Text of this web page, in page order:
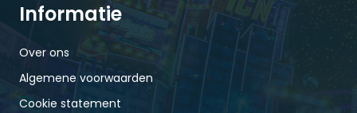
Informatie
Over ons
Algemene voorwaarden
Cookie statement